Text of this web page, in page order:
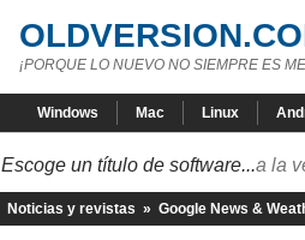
¡PORQUE LO NUEVO NO SIEMPRE ES
Windows Mac Linux
Escoge un título de software...a la
Noticias y revistas » Google News &